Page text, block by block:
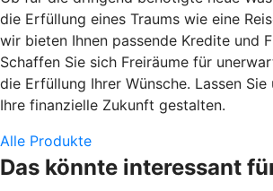
die Erfüllung eines Traums wie eine
wir bieten Ihnen passende Kredite und
Schaffen Sie sich Freiräume für
die Erfüllung Ihrer Wünsche. Lassen Sie
Ihre finanzielle Zukunft gestalten.
Alle Produkte
Das könnte interessant